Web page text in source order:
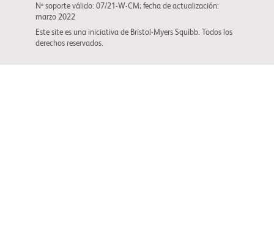
Nº soporte válido: 07/21-W-CM; fecha de actualización:
marzo 2022
Este site es una iniciativa de Bristol-Myers Squibb. Todos los
derechos reservados.